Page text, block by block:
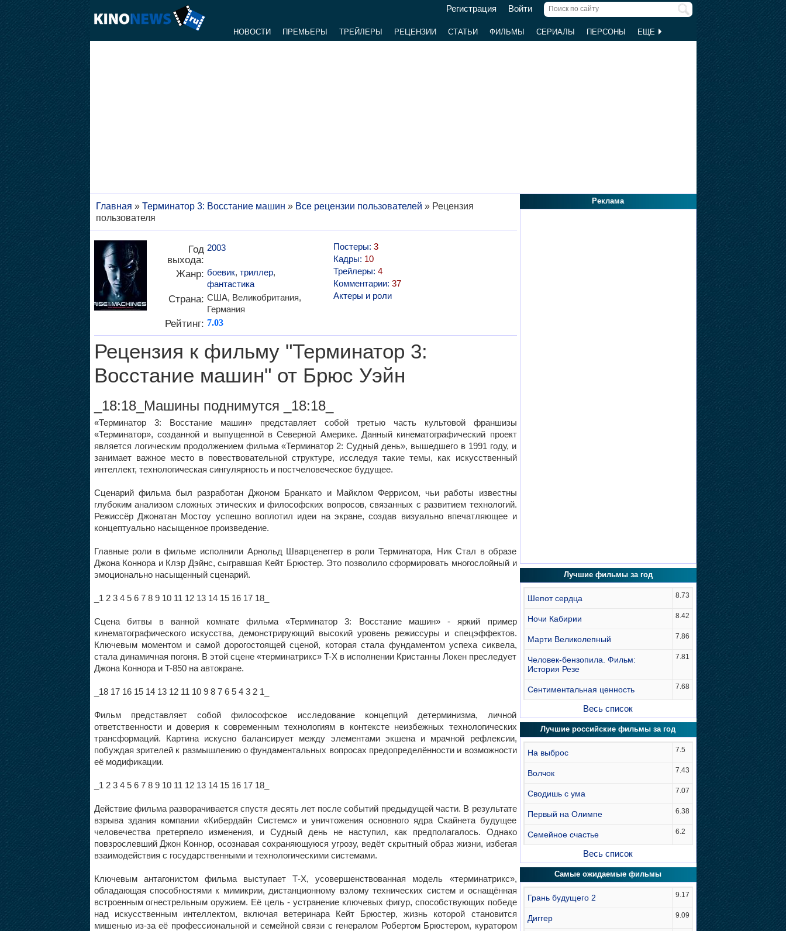
Регистрация Войти
НОВОСТИ ПРЕМЬЕРЫ ТРЕЙЛЕРЫ РЕЦЕНЗИИ СТАТЬИ ФИЛЬМЫ СЕРИАЛЫ ПЕРСОНЫ ЕЩЕ
Главная » Терминатор 3: Восстание машин » Все рецензии пользователей » Рецензия
пользователя
Год
выхода:
2003
Жанр: боевик, триллер,
фантастика
Страна: США, Великобритания,
Германия
Рейтинг: 7.03
Постеры: 3
Кадры: 10
Трейлеры: 4
Комментарии: 37
Актеры и роли
Рецензия к фильму "Терминатор 3:
Восстание машин" от Брюс Уэйн
_18:18_Машины поднимутся _18:18_
«Терминатор 3: Восстание машин» представляет собой третью часть культовой франшизы
«Терминатор», созданной и выпущенной в Северной Америке. Данный кинематографический проект
является логическим продолжением фильма «Терминатор 2: Судный день», вышедшего в 1991 году, и
занимает важное место в повествовательной структуре, исследуя такие темы, как искусственный
интеллект, технологическая сингулярность и постчеловеческое будущее.
Сценарий фильма был разработан Джоном Бранкато и Майклом Феррисом, чьи работы известны
глубоким анализом сложных этических и философских вопросов, связанных с развитием технологий.
Режиссёр Джонатан Мостоу успешно воплотил идеи на экране, создав визуально впечатляющее и
концептуально насыщенное произведение.
Главные роли в фильме исполнили Арнольд Шварценеггер в роли Терминатора, Ник Стал в образе
Джона Коннора и Клэр Дэйнс, сыгравшая Кейт Брюстер. Это позволило сформировать многослойный и
эмоционально насыщенный сценарий.
_1 2 3 4 5 6 7 8 9 10 11 12 13 14 15 16 17 18_
Сцена битвы в ванной комнате фильма «Терминатор 3: Восстание машин» - яркий пример
кинематографического искусства, демонстрирующий высокий уровень режиссуры и спецэффектов.
Ключевым моментом и самой дорогостоящей сценой, которая стала фундаментом успеха сиквела,
стала динамичная погоня. В этой сцене «терминатрикс» T-X в исполнении Кристанны Локен преследует
Джона Коннора и T-850 на автокране.
_18 17 16 15 14 13 12 11 10 9 8 7 6 5 4 3 2 1_
Фильм представляет собой философское исследование концепций детерминизма, личной
ответственности и доверия к современным технологиям в контексте неизбежных технологических
трансформаций. Картина искусно балансирует между элементами экшена и мрачной рефлексии,
побуждая зрителей к размышлению о фундаментальных вопросах предопределённости и возможности
её модификации.
_1 2 3 4 5 6 7 8 9 10 11 12 13 14 15 16 17 18_
Действие фильма разворачивается спустя десять лет после событий предыдущей части. В результате
взрыва здания компании «Кибердайн Системс» и уничтожения основного ядра Скайнета будущее
человечества претерпело изменения, и Судный день не наступил, как предполагалось. Однако
повзрослевший Джон Коннор, осознавая сохраняющуюся угрозу, ведёт скрытный образ жизни, избегая
взаимодействия с государственными и технологическими системами.
Ключевым антагонистом фильма выступает Т-Х, усовершенствованная модель «терминатрикс»,
обладающая способностями к мимикрии, дистанционному взлому технических систем и оснащённая
встроенным огнестрельным оружием. Её цель - устранение ключевых фигур, способствующих победе
над искусственным интеллектом, включая ветеринара Кейт Брюстер, жизнь которой становится
мишенью из-за её профессиональной и семейной связи с генералом Робертом Брюстером, куратором
Реклама
Лучшие фильмы за год
Шепот сердца 8.73
Ночи Кабирии 8.42
Марти Великолепный 7.86
Человек-бензопила. Фильм:
История Резе
7.81
Сентиментальная ценность 7.68
Весь список
Лучшие российские фильмы за год
На выброс 7.5
Волчок 7.43
Сводишь с ума 7.07
Первый на Олимпе 6.38
Семейное счастье 6.2
Весь список
Самые ожидаемые фильмы
Грань будущего 2 9.17
Диггер 9.09